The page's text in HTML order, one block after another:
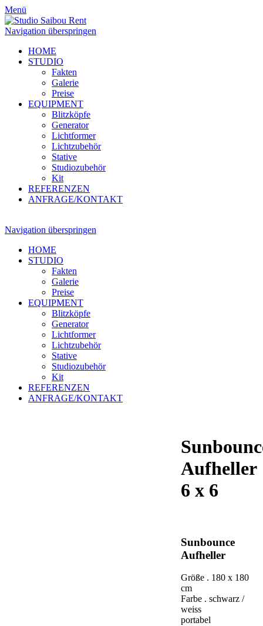
Menü
Navigation überspringen
HOME
STUDIO
Fakten
Galerie
Preise
EQUIPMENT
Blitzköpfe
Generator
Lichtformer
Lichtzubehör
Stative
Studiozubehör
Kit
REFERENZEN
ANFRAGE/KONTAKT
Navigation überspringen
HOME
STUDIO
Fakten
Galerie
Preise
EQUIPMENT
Blitzköpfe
Generator
Lichtformer
Lichtzubehör
Stative
Studiozubehör
Kit
REFERENZEN
ANFRAGE/KONTAKT
Aufheller
6 x 6
Sunbounce
Aufheller
Größe . 180 x 180
cm
Farbe . schwarz /
weiss
portabel